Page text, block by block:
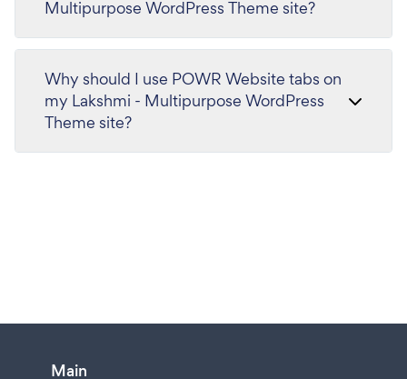
Multipurpose WordPress Theme site?
Why should I use POWR Website tabs on
my Lakshmi - Multipurpose WordPress
Theme site?
Main